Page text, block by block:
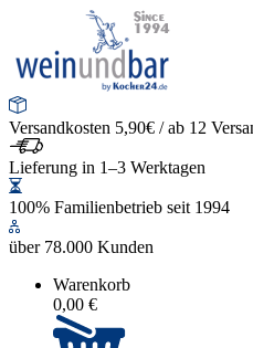
Versandkosten 5,90€ / ab 12
Lieferung in 1–3 Werktagen
100% Familienbetrieb seit 1994
über 78.000 Kunden
Warenkorb
0,00 €